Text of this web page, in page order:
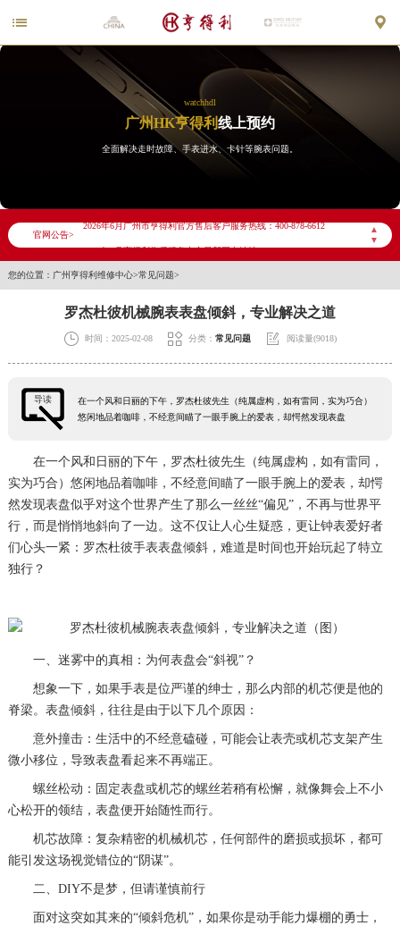
 
watchhdl
广州HK亨得利线上预约
全面解决走时故障、手表进水、卡针等腕表问题。
官网公告>
▲
▼
2026年6月广州市亨得利官方售后客户服务热线：400-878-6612
2026年6月亨得利售后服务中心最新网点地址：
您的位置： 广州亨得利维修中心>常见问题>
罗杰杜彼机械腕表表盘倾斜，专业解决之道
 时间：2025-02-08  分类： 常见问题  阅读量(9018)
导读
在一个风和日丽的下午，罗杰杜彼先生（纯属虚构，如有雷同，实为巧合）
悠闲地品着咖啡，不经意间瞄了一眼手腕上的爱表，却愕然发现表盘
在一个风和日丽的下午，罗杰杜彼先生（纯属虚构，如有雷同，
实为巧合）悠闲地品着咖啡，不经意间瞄了一眼手腕上的爱表，却愕
然发现表盘似乎对这个世界产生了那么一丝丝“偏见”，不再与世界平
行，而是悄悄地斜向了一边。这不仅让人心生疑惑，更让钟表爱好者
们心头一紧：罗杰杜彼手表表盘倾斜，难道是时间也开始玩起了特立
独行？
一、迷雾中的真相：为何表盘会“斜视”？
想象一下，如果手表是位严谨的绅士，那么内部的机芯便是他的
脊梁。表盘倾斜，往往是由于以下几个原因：
意外撞击：生活中的不经意磕碰，可能会让表壳或机芯支架产生
微小移位，导致表盘看起来不再端正。
螺丝松动：固定表盘或机芯的螺丝若稍有松懈，就像舞会上不小
心松开的领结，表盘便开始随性而行。
机芯故障：复杂精密的机械机芯，任何部件的磨损或损坏，都可
能引发这场视觉错位的“阴谋”。
二、DIY不是梦，但请谨慎前行
面对这突如其来的“倾斜危机”，如果你是动手能力爆棚的勇士，